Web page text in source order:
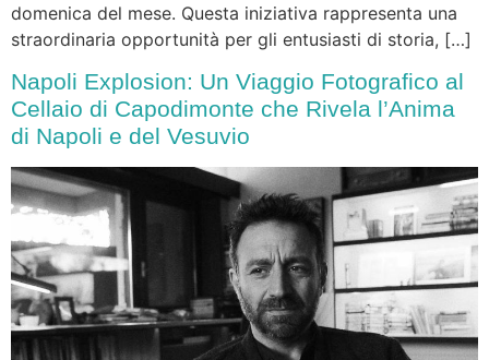
domenica del mese. Questa iniziativa rappresenta una
straordinaria opportunità per gli entusiasti di storia, […]
Napoli Explosion: Un Viaggio Fotografico al
Cellaio di Capodimonte che Rivela l’Anima
di Napoli e del Vesuvio